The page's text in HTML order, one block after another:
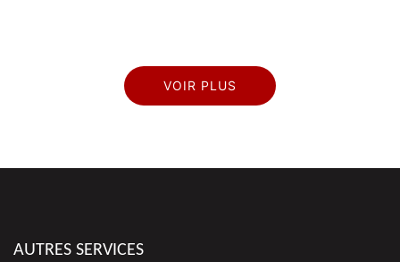
VOIR PLUS
AUTRES SERVICES